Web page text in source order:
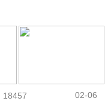
18457 02-06